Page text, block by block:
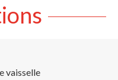
vaisselle